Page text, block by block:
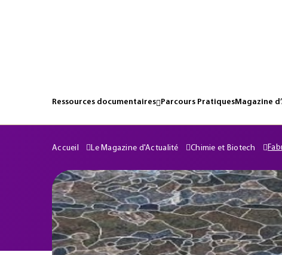
Ressources documentaires Parcours PratiquesMagazine
Accueil Le Magazine d'Actualité Chimie et Biotech